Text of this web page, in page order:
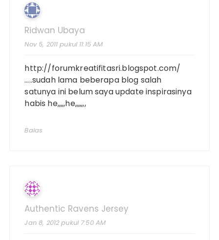
Ridwan Ubaya
Nov 5, 2011 pukul 11:15 AM
http://forumkreatifitasri.blogspot.com/
…..sudah lama beberapa blog salah
satunya ini belum saya update inspirasinya
habis he,,,,,he,,,,,,,
Balas
Authentic Ravens Jersey
Jan 8, 2012 pukul 7:50 AM